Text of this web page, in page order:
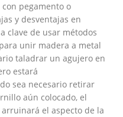
pegamento o
y desventajas en
clave de usar métodos
unir madera a metal
taladrar un agujero en
estará
sea necesario retirar
aún colocado, el
el aspecto de la